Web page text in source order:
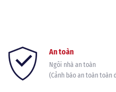
An toàn
Ngôi nhà an toàn
(Cảnh báo an toàn toàn